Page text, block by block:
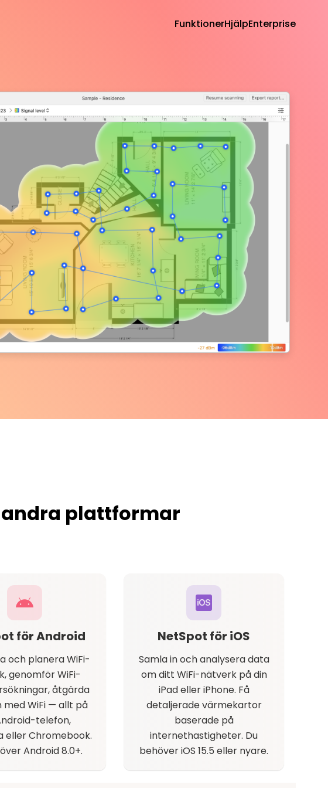
FunktionerHjälpEnterprise
plattformar
för Android
och planera WiFi-
genomför WiFi-
åtgärda
WiFi — allt på
telefon,
eller Chromebook.
Android 8.0+.
NetSpot för iOS
Samla in och analysera data
om ditt WiFi-nätverk på din
iPad eller iPhone. Få
detaljerade värmekartor
baserade på
internethastigheter. Du
behöver iOS 15.5 eller nyare.